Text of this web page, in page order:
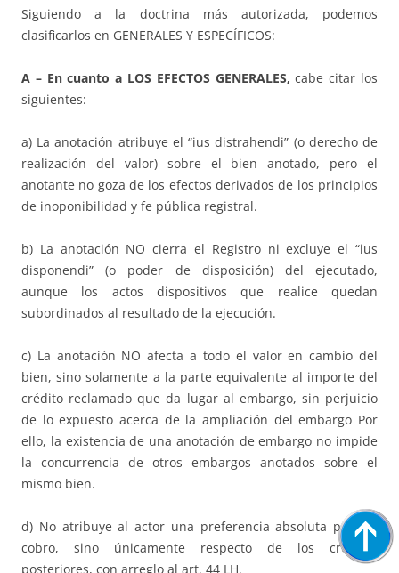
Siguiendo a la doctrina más autorizada, podemos
clasificarlos en GENERALES Y ESPECÍFICOS:
A – En cuanto a LOS EFECTOS GENERALES,cabe citar los
siguientes:
a) La anotación atribuye el “ius distrahendi” (o derecho de
realización del valor) sobre el bien anotado, pero el
anotante no goza de los efectos derivados de los principios
de inoponibilidad y fe pública registral.
b) La anotación NO cierra el Registro ni excluye el “ius
disponendi” (o poder de disposición) del ejecutado,
aunque los actos dispositivos que realice quedan
subordinados al resultado de la ejecución.
c) La anotación NO afecta a todo el valor en cambio del
bien, sino solamente a la parte equivalente al importe del
crédito reclamado que da lugar al embargo, sin perjuicio
de lo expuesto acerca de la ampliación del embargo Por
ello, la existencia de una anotación de embargo no impide
la concurrencia de otros embargos anotados sobre el
mismo bien.
d) No atribuye al actor una preferencia absoluta para el
cobro, sino únicamente respecto de los créditos
posteriores, con arreglo al art. 44 LH.